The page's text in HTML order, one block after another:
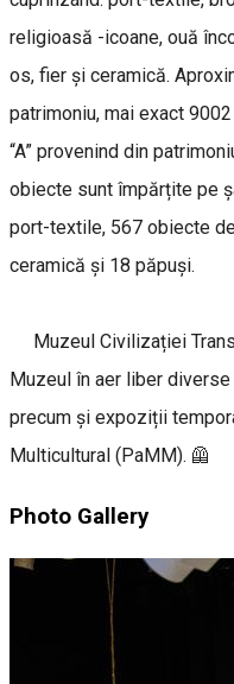
religioasă -icoane, ouă
os, fier și ceramică.
patrimoniu, mai exact
“A” provenind din
obiecte sunt împărțite pe
port-textile, 567 obiecte
ceramică și 18 păpuşi.
Muzeul Civilizației
Muzeul în aer liber
precum și expoziții
Multicultural (PaMM). 🦺
Photo Gallery